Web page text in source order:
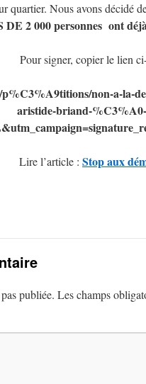
quartier. Nous avons décidé
DE 2 000 personnes ont
Pour signer, copier le lien
non-a-la-
aristide-briand-
Lire l’article : Stop aux
publiée. Les champs